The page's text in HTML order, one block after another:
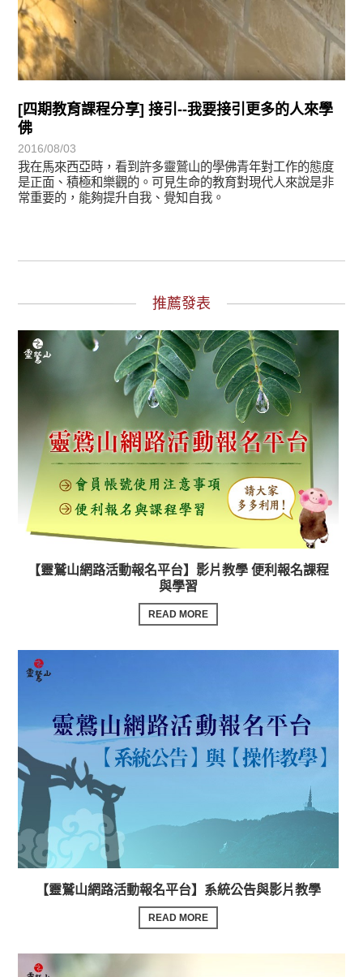
[四期教育課程分享] 接引--我要接引更多的人來學
佛
2016/08/03
我在馬來西亞時，看到許多靈鷲山的學佛青年對工作的態度
是正面、積極和樂觀的。可見生命的教育對現代人來說是非
常重要的，能夠提升自我、覺知自我。
推薦發表
【靈鷲山網路活動報名平台】影片教學 便利報名課程
與學習
READ MORE
【靈鷲山網路活動報名平台】系統公告與影片教學
READ MORE